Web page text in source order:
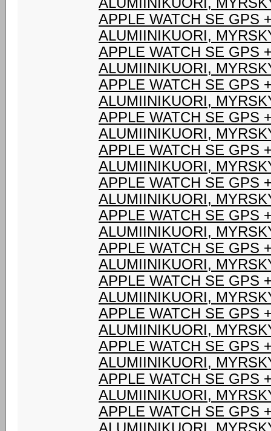
APPLE WATCH SE GPS
ALUMIINIKUORI,
APPLE WATCH SE GPS
ALUMIINIKUORI,
APPLE WATCH SE GPS
ALUMIINIKUORI,
APPLE WATCH SE GPS
ALUMIINIKUORI,
APPLE WATCH SE GPS
ALUMIINIKUORI,
APPLE WATCH SE GPS
ALUMIINIKUORI,
APPLE WATCH SE GPS
ALUMIINIKUORI,
APPLE WATCH SE GPS
ALUMIINIKUORI,
APPLE WATCH SE GPS
ALUMIINIKUORI,
APPLE WATCH SE GPS
ALUMIINIKUORI,
APPLE WATCH SE GPS
ALUMIINIKUORI,
APPLE WATCH SE GPS
ALUMIINIKUORI,
APPLE WATCH SE GPS